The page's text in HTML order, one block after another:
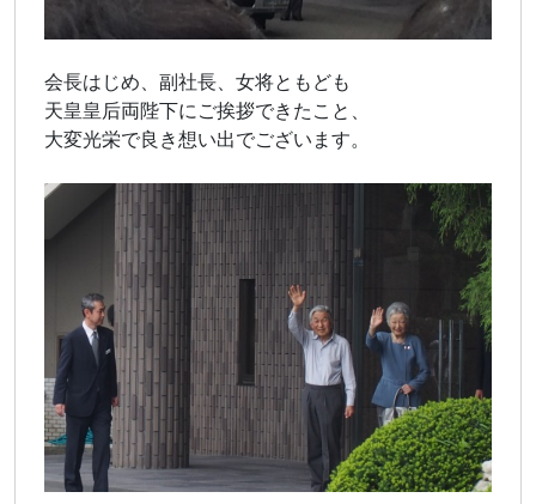
会長はじめ、副社長、女将ともども
天皇皇后両陛下にご挨拶できたこと、
大変光栄で良き想い出でございます。